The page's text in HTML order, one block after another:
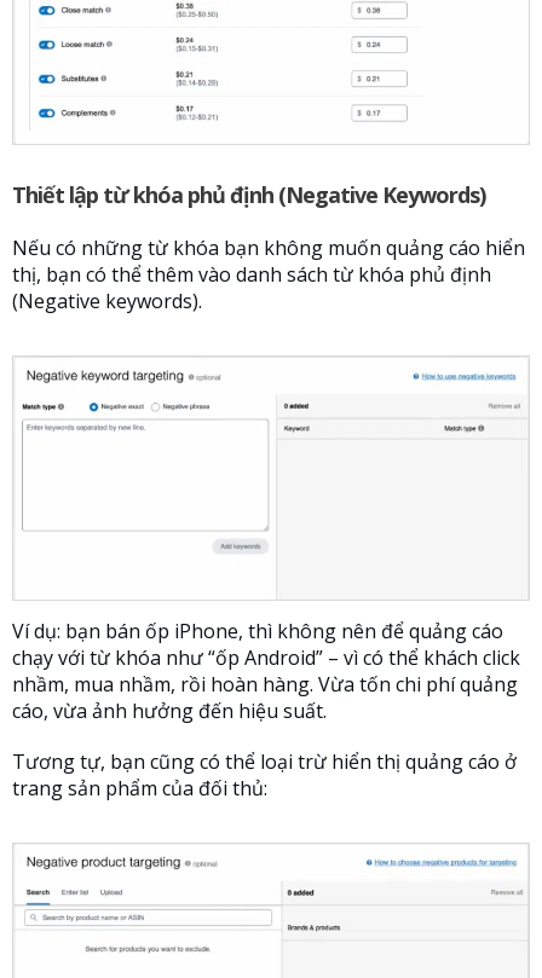
Thiết lập từ khóa phủ định (Negative Keywords)
Nếu có những từ khóa bạn không muốn quảng cáo hiển
thị, bạn có thể thêm vào danh sách từ khóa phủ định
(Negative keywords).
Ví dụ: bạn bán ốp iPhone, thì không nên để quảng cáo
chạy với từ khóa như “ốp Android” – vì có thể khách click
nhầm, mua nhầm, rồi hoàn hàng. Vừa tốn chi phí quảng
cáo, vừa ảnh hưởng đến hiệu suất.
Tương tự, bạn cũng có thể loại trừ hiển thị quảng cáo ở
trang sản phẩm của đối thủ: